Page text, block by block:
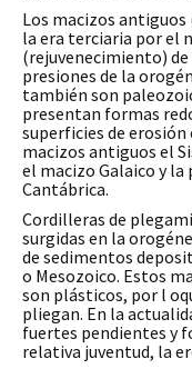
Los macizos
la era terciaria por el
(rejuvenecimiento) de
presiones de la
también son
presentan formas
superficies de erosión
macizos antiguos el
el macizo Galaico y
Cantábrica.
Cordilleras de
surgidas en la
de sedimentos
o Mesozoico. Estos
son plásticos, por l
pliegan. En la
fuertes pendientes y
relativa juventud, la